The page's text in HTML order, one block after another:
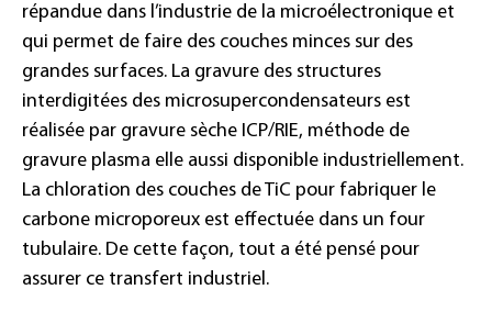
répandue dans l’industrie de la microélectronique et
qui permet de faire des couches minces sur des
grandes surfaces. La gravure des structures
interdigitées des microsupercondensateurs est
réalisée par gravure sèche ICP/RIE, méthode de
gravure plasma elle aussi disponible industriellement.
La chloration des couches de TiC pour fabriquer le
carbone microporeux est effectuée dans un four
tubulaire. De cette façon, tout a été pensé pour
assurer ce transfert industriel.